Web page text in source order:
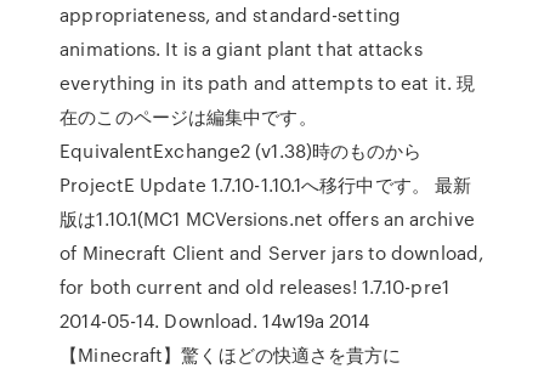
appropriateness, and standard-setting
animations. It is a giant plant that attacks
everything in its path and attempts to eat it. 現
在のこのページは編集中です。
EquivalentExchange2 (v1.38)時のものから
ProjectE Update 1.7.10-1.10.1へ移行中です。 最新
版は1.10.1(MC1 MCVersions.net offers an archive
of Minecraft Client and Server jars to download,
for both current and old releases! 1.7.10-pre1
2014-05-14. Download. 14w19a 2014
【Minecraft】驚くほどの快適さを貴方に